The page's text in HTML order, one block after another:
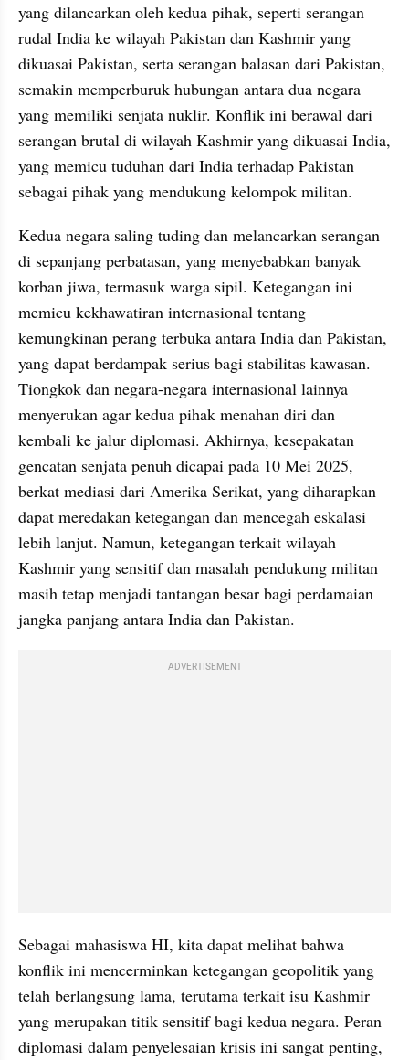
yang dilancarkan oleh kedua pihak, seperti serangan
rudal India ke wilayah Pakistan dan Kashmir yang
dikuasai Pakistan, serta serangan balasan dari Pakistan,
semakin memperburuk hubungan antara dua negara
yang memiliki senjata nuklir. Konflik ini berawal dari
serangan brutal di wilayah Kashmir yang dikuasai India,
yang memicu tuduhan dari India terhadap Pakistan
sebagai pihak yang mendukung kelompok militan.
Kedua negara saling tuding dan melancarkan serangan
di sepanjang perbatasan, yang menyebabkan banyak
korban jiwa, termasuk warga sipil. Ketegangan ini
memicu kekhawatiran internasional tentang
kemungkinan perang terbuka antara India dan Pakistan,
yang dapat berdampak serius bagi stabilitas kawasan.
Tiongkok dan negara-negara internasional lainnya
menyerukan agar kedua pihak menahan diri dan
kembali ke jalur diplomasi. Akhirnya, kesepakatan
gencatan senjata penuh dicapai pada 10 Mei 2025,
berkat mediasi dari Amerika Serikat, yang diharapkan
dapat meredakan ketegangan dan mencegah eskalasi
lebih lanjut. Namun, ketegangan terkait wilayah
Kashmir yang sensitif dan masalah pendukung militan
masih tetap menjadi tantangan besar bagi perdamaian
jangka panjang antara India dan Pakistan.
ADVERTISEMENT
Sebagai mahasiswa HI, kita dapat melihat bahwa
konflik ini mencerminkan ketegangan geopolitik yang
telah berlangsung lama, terutama terkait isu Kashmir
yang merupakan titik sensitif bagi kedua negara. Peran
diplomasi dalam penyelesaian krisis ini sangat penting,